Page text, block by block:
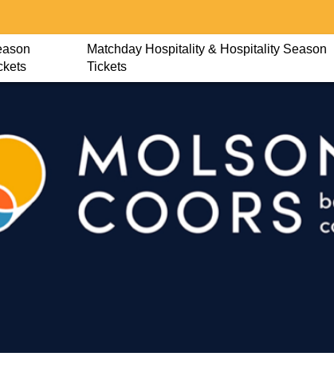
Matchday Hospitality & Hospitality Season
Tickets